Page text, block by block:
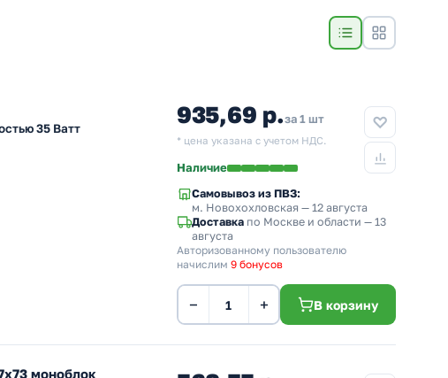
35 Ватт
935,69 р.за 1 шт
* цена указана с учетом НДС.
Наличие
Самовывоз из ПВЗ:
м. Новохохловская — 12 августа
Доставка по Москве и области — 13
августа
Авторизованному пользователю
начислим 9 бонусов
− + В корзину
моноблок